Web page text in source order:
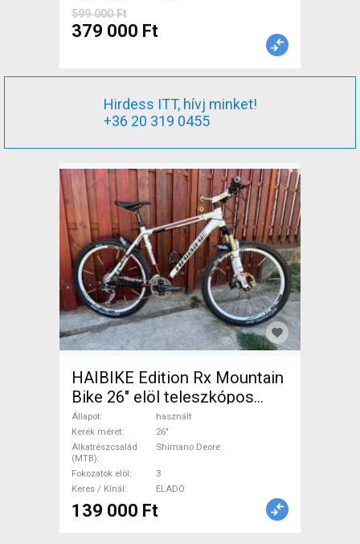
599 000 Ft
379 000 Ft
Hirdess ITT, hívj minket!
+36 20 319 0455
HAIBIKE Edition Rx Mountain
Bike 26" elöl teleszkópos
Shimano Deore használt
ELADÓ
Állapot
használt
Kerék méret
26"
Alkatrészcsalád
(MTB)
Shimano Deore
Fokozatok elöl
3
Keres / Kínál
ELADÓ
139 000 Ft